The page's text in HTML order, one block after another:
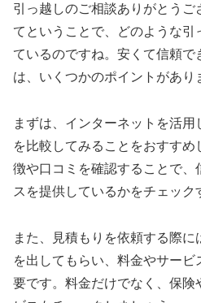
引っ越しのご相談ありがとう
てということで、どのような
ているのですね。安くて信頼で
は、いくつかのポイントがあり
まずは、インターネットを活
を比較してみることをおすす
徴や口コミを確認することで
スを提供しているかをチェック
また、見積もりを依頼する際に
を出してもらい、料金やサー
要です。料金だけでなく、保険